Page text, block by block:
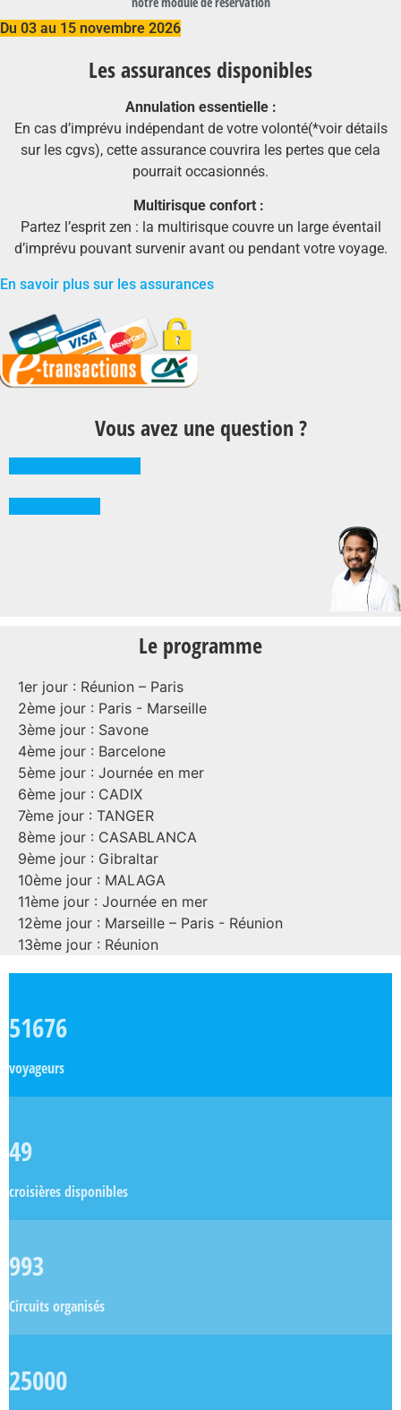
Du 03 au 15 novembre 2026
Les assurances disponibles
Annulation essentielle :
En cas d’imprévu indépendant de votre volonté(*voir détails
sur les cgvs), cette assurance couvrira les pertes que cela
pourrait occasionnés.
Multirisque confort :
Partez l’esprit zen : la multirisque couvre un large éventail
d’imprévu pouvant survenir avant ou pendant votre voyage.
En savoir plus sur les assurances
Vous avez une question ?
Le programme
1er jour : Réunion – Paris
2ème jour : Paris - Marseille
3ème jour : Savone
4ème jour : Barcelone
5ème jour : Journée en mer
6ème jour : CADIX
7ème jour : TANGER
8ème jour : CASABLANCA
9ème jour : Gibraltar
10ème jour : MALAGA
11ème jour : Journée en mer
12ème jour : Marseille – Paris - Réunion
13ème jour : Réunion
51676
voyageurs
49
croisières disponibles
993
Circuits organisés
25000